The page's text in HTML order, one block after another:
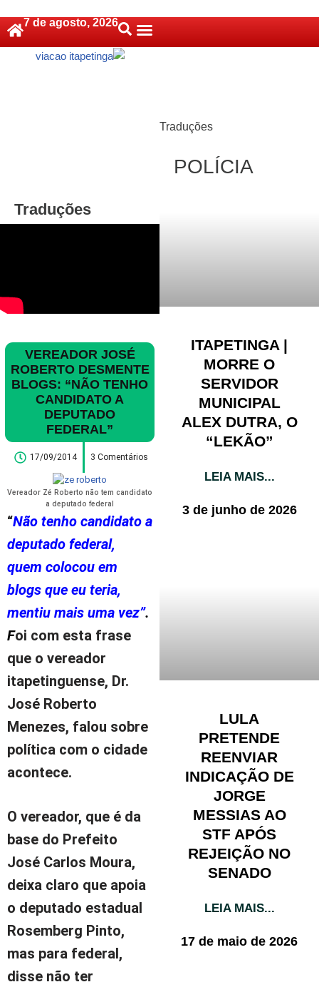
Pular
7 de agosto, 2026
Traduções
VEREADOR JOSÉ
ROBERTO DESMENTE
BLOGS: “NÃO TENHO
CANDIDATO A
DEPUTADO
FEDERAL”
17/09/2014 3 Comentários
Vereador Zé Roberto não tem candidato
a deputado federal
“Não tenho candidato a
deputado federal,
quem colocou em
blogs que eu teria,
mentiu mais uma vez”.
Foi com esta frase
que o vereador
itapetinguense, Dr.
José Roberto
Menezes, falou sobre
política com o cidade
acontece.
O vereador, que é da
base do Prefeito
José Carlos Moura,
deixa claro que apoia
o deputado estadual
Rosemberg Pinto,
mas para federal,
disse não ter
Traduções
POLÍCIA
ITAPETINGA |
MORRE O
SERVIDOR
MUNICIPAL
ALEX DUTRA, O
“LEKÃO”
LEIA MAIS...
3 de junho de 2026
LULA
PRETENDE
REENVIAR
INDICAÇÃO DE
JORGE
MESSIAS AO
STF APÓS
REJEIÇÃO NO
SENADO
LEIA MAIS...
17 de maio de 2026